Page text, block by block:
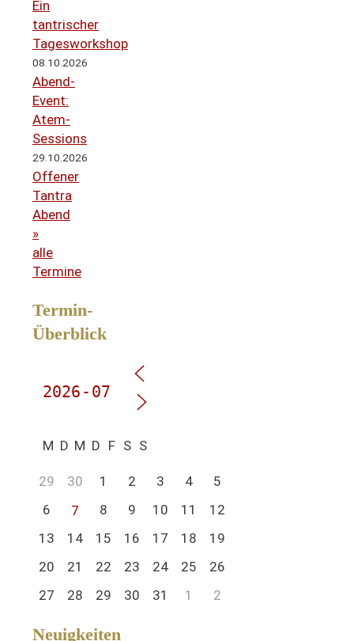
Ein
tantrischer
Tagesworkshop
08.10.2026
Abend-
Event:
Atem-
Sessions
29.10.2026
Offener
Tantra
Abend
»
alle
Termine
Termin-
Überblick
M D M D F S S
29 30 1 2 3 4
5
6
7 8 9 10 11
12
13
14 15 16 17 18
19
20
21 22 23 24 25
26
27
28 29 30 31 1 2
Neuigkeiten